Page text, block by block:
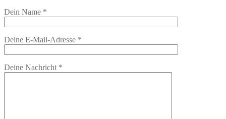
Dein Name *
Deine E-Mail-Adresse *
Deine Nachricht *